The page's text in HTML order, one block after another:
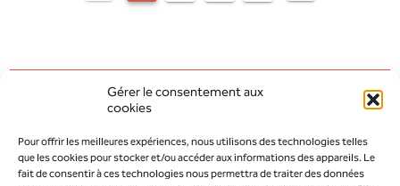
Gérer le consentement aux
cookies
Pour offrir les meilleures expériences, nous utilisons des technologies telles
que les cookies pour stocker et/ou accéder aux informations des appareils. Le
fait de consentir à ces technologies nous permettra de traiter des données
JUILLET 2026 SEPTEMBRE 2026